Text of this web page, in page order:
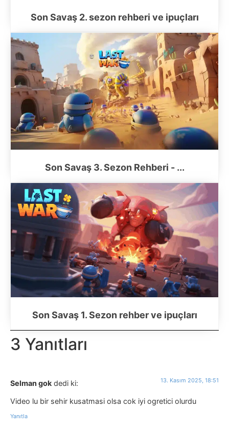
Son Savaş 2. sezon rehberi ve ipuçları
Son Savaş 3. Sezon Rehberi - ...
Son Savaş 1. Sezon rehber ve ipuçları
3 Yanıtları
Selman gok dedi ki: 13. Kasım 2025, 18:51
Video lu bir sehir kusatmasi olsa cok iyi ogretici olurdu
Yanıtla